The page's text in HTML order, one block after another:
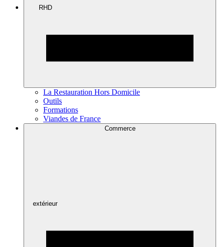
RHD
La Restauration Hors Domicile
Outils
Formations
Viandes de France
Commerce
extérieur